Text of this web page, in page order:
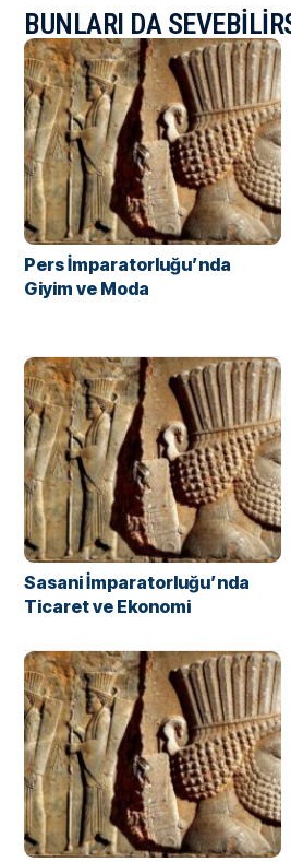
BUNLARI DA
Pers İmparatorluğu’nda
Giyim ve Moda
Sasani İmparatorluğu’nda
Ticaret ve Ekonomi